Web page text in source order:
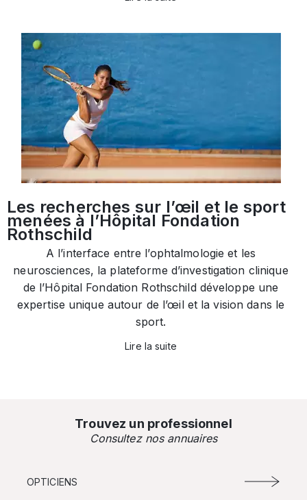
Les recherches sur l’œil et le sport
menées à l’Hôpital Fondation
Rothschild
A l’interface entre l’ophtalmologie et les
neurosciences, la plateforme d’investigation clinique
de l’Hôpital Fondation Rothschild développe une
expertise unique autour de l’œil et la vision dans le
sport.
Lire la suite
Trouvez un professionnel
Consultez nos annuaires
OPTICIENS